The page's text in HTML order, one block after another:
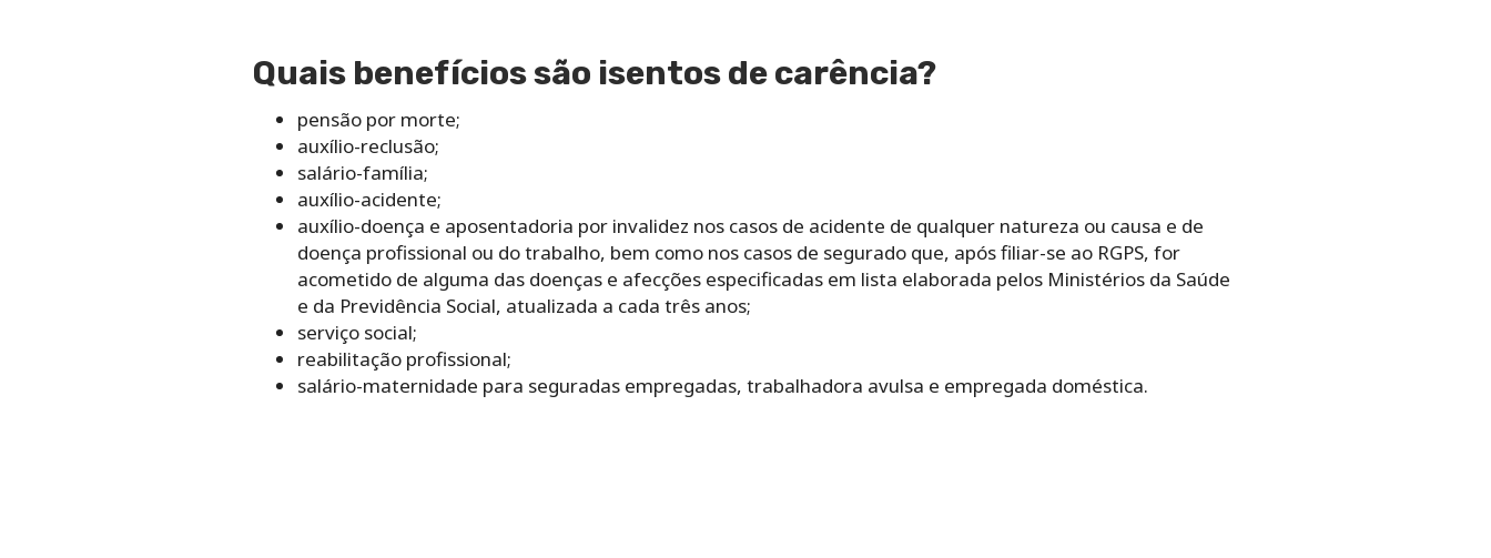
Quais benefícios são isentos de carência?
pensão por morte;
auxílio-reclusão;
salário-família;
auxílio-acidente;
auxílio-doença e aposentadoria por invalidez nos casos de acidente de qualquer natureza ou causa e de
doença profissional ou do trabalho, bem como nos casos de segurado que, após filiar-se ao RGPS, for
acometido de alguma das doenças e afecções especificadas em lista elaborada pelos Ministérios da Saúde
e da Previdência Social, atualizada a cada três anos;
serviço social;
reabilitação profissional;
salário-maternidade para seguradas empregadas, trabalhadora avulsa e empregada doméstica.